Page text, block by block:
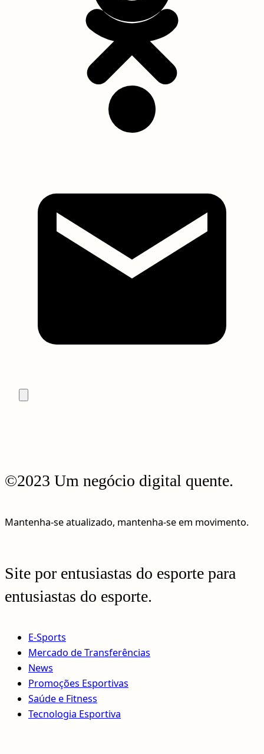
©2023 Um negócio digital quente.
Mantenha-se atualizado, mantenha-se em movimento.
Site por entusiastas do esporte para
entusiastas do esporte.
E-Sports
Mercado de Transferências
News
Promoções Esportivas
Saúde e Fitness
Tecnologia Esportiva